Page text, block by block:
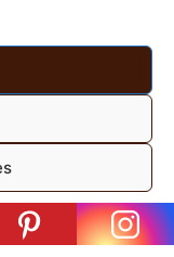
pour augmenter
en – de 10